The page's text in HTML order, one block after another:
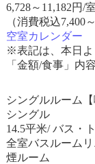
6,728～ 11,182円/室
（消費税込7,400
空室カレンダー
※表記は、本日よ
「金額/食事」内
シングルルーム【
シングル
14.5平米/ バス・
全室バスルーム
煙ルーム